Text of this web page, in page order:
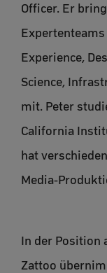
Officer. Er
Experience,
Science,
mit. Peter
California
hat
Media-
In der Position
Zattoo